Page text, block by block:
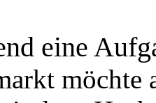
eine
möchte